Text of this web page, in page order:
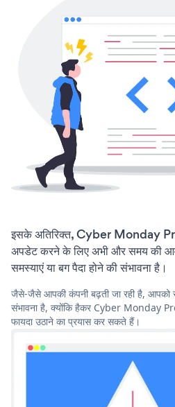
इसके अतिरिक्त, Cyber Monday
अपडेट करने के लिए अभी और समय की
समस्याएं या बग पैदा होने की संभावना है।
जैसे-जैसे आपकी कंपनी बढ़ती जा रही है, आपको
संभावना है, क्योंकि हैकर Cyber Monday
फायदा उठाने का प्रयास कर सकते हैं।